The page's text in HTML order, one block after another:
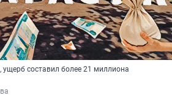
составил более 21 миллиона